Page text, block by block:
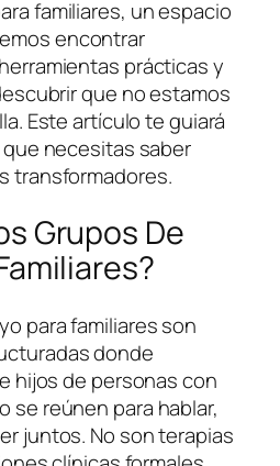
familiares, un espacio
encontrar
prácticas y
que no estamos
Este artículo te guiará
necesitas saber
transformadores.
Grupos De
para familiares son
donde
hijos de personas con
se reúnen para hablar,
juntos. No son terapias